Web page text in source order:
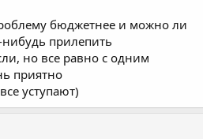
бюджетнее и можно ли
прилепить
но все равно с одним
приятно
уступают)